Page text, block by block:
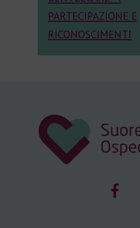
PARTECIPAZIONE E
RICONOSCIMENTI